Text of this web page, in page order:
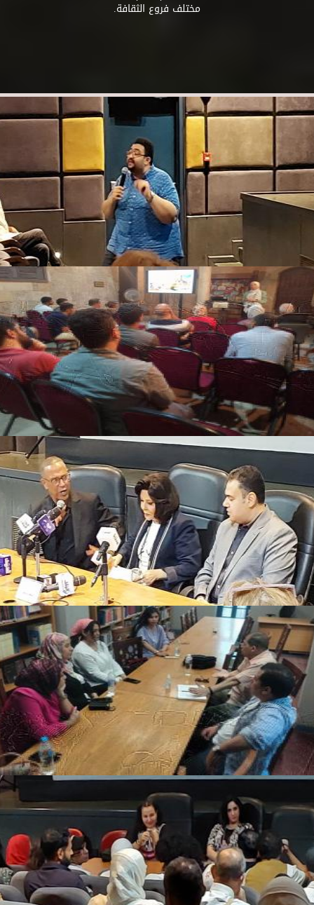
مختلف فروع الثقافة.